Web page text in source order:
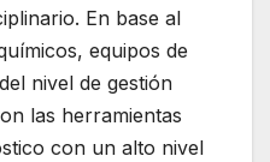
En base al
equipos de
nivel de gestión
las herramientas
con un alto nivel